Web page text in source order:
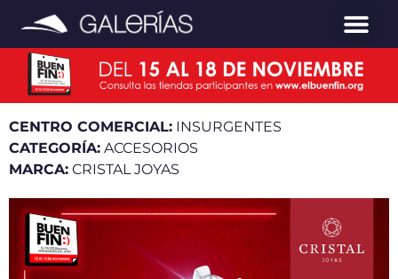
CENTRO COMERCIAL: INSURGENTES
CATEGORÍA: ACCESORIOS
MARCA: CRISTAL JOYAS